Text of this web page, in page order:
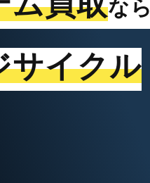
なら
サイクル